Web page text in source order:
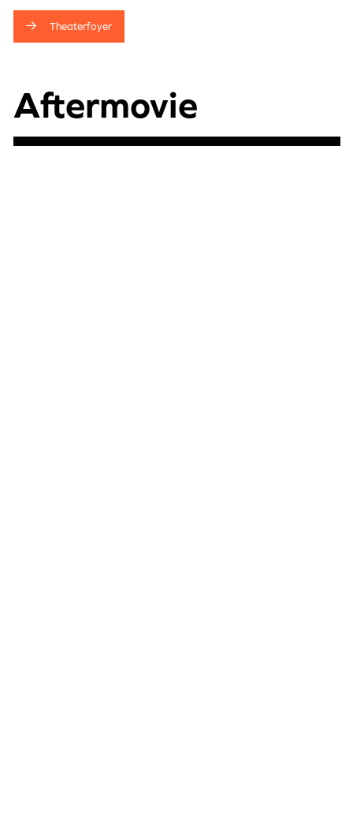
Theaterfoyer
Aftermovie